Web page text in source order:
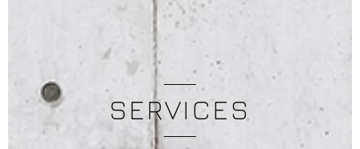
SERVICES